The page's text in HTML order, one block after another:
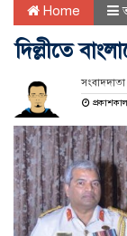
Home
দিল্লীতে
সংবাদদাতা